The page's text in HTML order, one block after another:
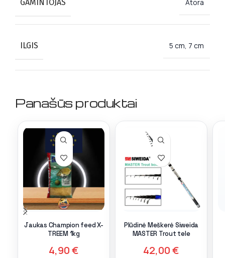
GAMINTOJAS Atora
ILGIS 5 cm, 7 cm
Panašūs produktai
Jaukas Champion feed X-
TREEM 1kg
4,90€
Plūdinė Meškerė Siweida
MASTER Trout tele
42,00€